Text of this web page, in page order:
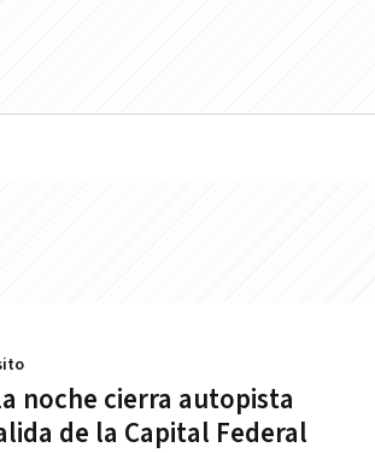
noche cierra autopista
de la Capital Federal